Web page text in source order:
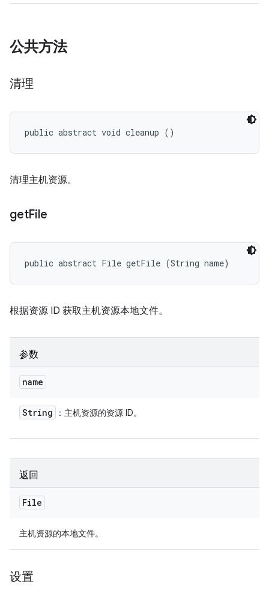
公共方法
清理
public abstract void cleanup ()
清理主机资源。
getFile
public abstract File getFile (String name)
根据资源 ID 获取主机资源本地文件。
参数
name
String ：主机资源的资源 ID。
返回
File
主机资源的本地文件。
设置